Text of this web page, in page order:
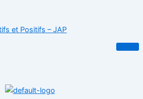
et Positifs – JAP